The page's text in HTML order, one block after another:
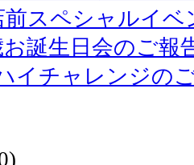
スペシャルイベ
誕生日会のご報
イチャレンジの